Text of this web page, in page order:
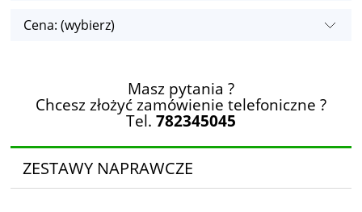
Cena: (wybierz)
Masz pytania ?
Chcesz złożyć zamówienie telefoniczne ?
Tel. 782345045
ZESTAWY NAPRAWCZE